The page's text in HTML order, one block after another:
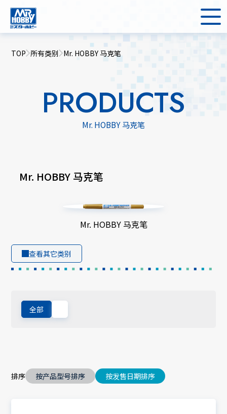
TOP 所有类别 Mr. HOBBY 马克笔
PRODUCTS
Mr. HOBBY 马克笔
Mr. HOBBY 马克笔
Mr. HOBBY 马克笔
查看其它类别
全部
排序 按产品型号排序 按发售日期排序